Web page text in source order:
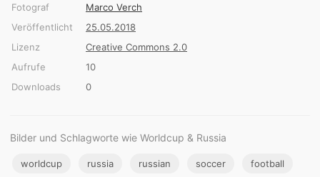
Fotograf
Marco Verch
Veröffentlicht
25.05.2018
Lizenz
Creative Commons 2.0
Aufrufe
10
Downloads
0
Bilder und Schlagworte wie Worldcup & Russia
worldcup russia russian soccer football